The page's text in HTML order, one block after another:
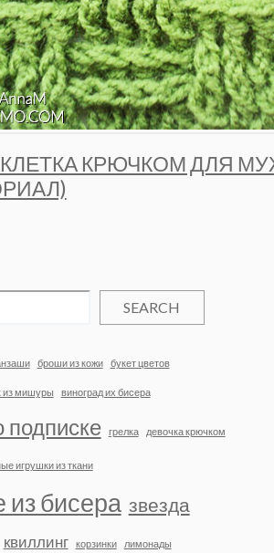
КРЮЧКОМ ДЛЯ
SEARCH
броши из кожи букет цветов
из мишуры виноград их бисера
подписке грелка девочка крючком
игрушки из ткани
из бисера звезда
квиллинг корзинки лимонады